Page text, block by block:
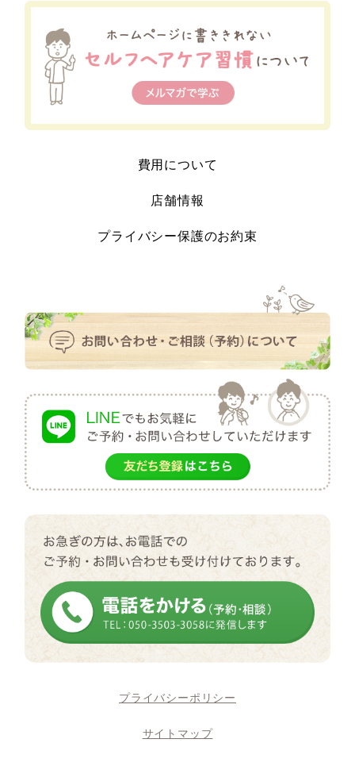
費用について
店舗情報
プライバシー保護のお約束
プライバシーポリシー
サイトマップ